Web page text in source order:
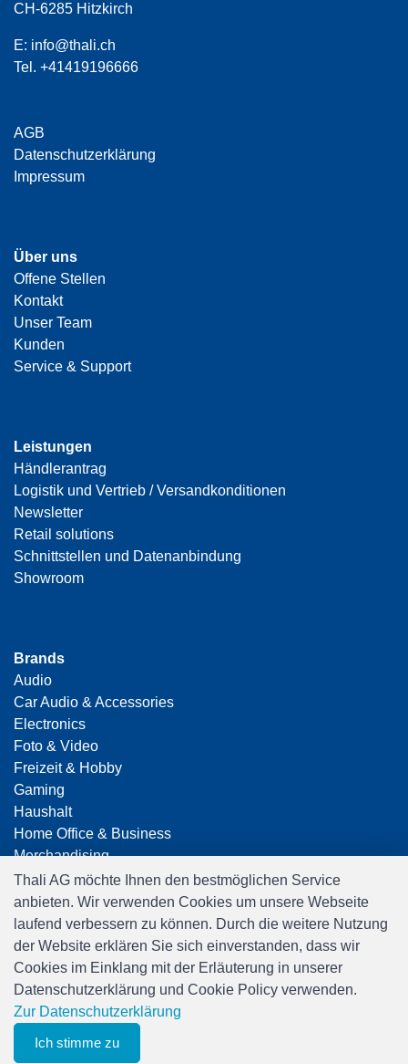
CH-6285 Hitzkirch
E: info@thali.ch
Tel. +41419196666
AGB
Datenschutzerklärung
Impressum
Über uns
Offene Stellen
Kontakt
Unser Team
Kunden
Service & Support
Leistungen
Händlerantrag
Logistik und Vertrieb / Versandkonditionen
Newsletter
Retail solutions
Schnittstellen und Datenanbindung
Showroom
Brands
Audio
Car Audio & Accessories
Electronics
Foto & Video
Freizeit & Hobby
Gaming
Haushalt
Home Office & Business
Merchandising
Smart Home
Spielwaren
Travel
Thali AG möchte Ihnen den bestmöglichen Service
anbieten. Wir verwenden Cookies um unsere Webseite
laufend verbessern zu können. Durch die weitere Nutzung
der Website erklären Sie sich einverstanden, dass wir
Cookies im Einklang mit der Erläuterung in unserer
Datenschutzerklärung und Cookie Policy verwenden.
Zur Datenschutzerklärung
Ich stimme zu